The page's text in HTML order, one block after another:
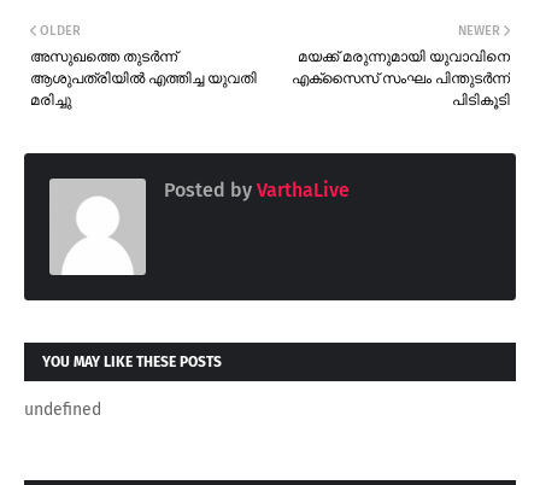
NEWER
മയക്ക് മരുന്നുമായി യുവാവിനെ
എക്സൈസ് സംഘം പിന്തുടർന്ന്
പിടികൂടി
OLDER
അസുഖത്തെ തുടർന്ന്
ആശുപത്രിയിൽ എത്തിച്ച യുവതി
മരിച്ചു
Posted by VarthaLive
YOU MAY LIKE THESE POSTS
undefined